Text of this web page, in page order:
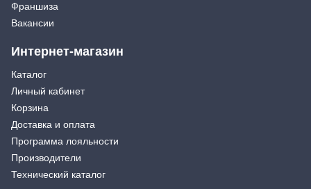
Франшиза
Вакансии
Интернет-магазин
Каталог
Личный кабинет
Корзина
Доставка и оплата
Программа лояльности
Производители
Технический каталог